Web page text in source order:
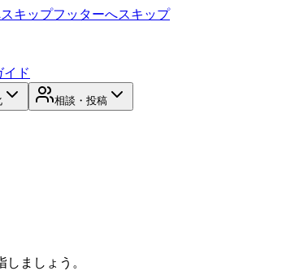
キップフッターへスキップ
イド
相談・投稿
しましょう。